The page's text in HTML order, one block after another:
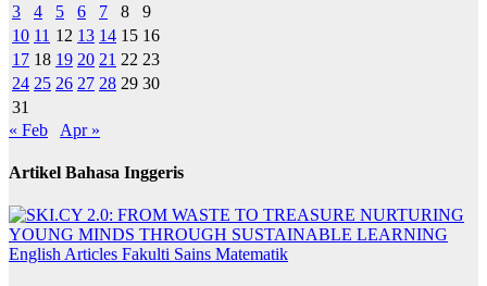
3
4 5 6 7 8
9
10 11 12 13 14 15 16
17 18 19 20 21 22 23
24 25 26 27 28 29 30
31
« Feb
Apr »
Artikel Bahasa Inggeris
English Articles Fakulti Sains Matematik